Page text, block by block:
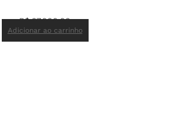
R$37.000,00
Adicionar ao carrinho